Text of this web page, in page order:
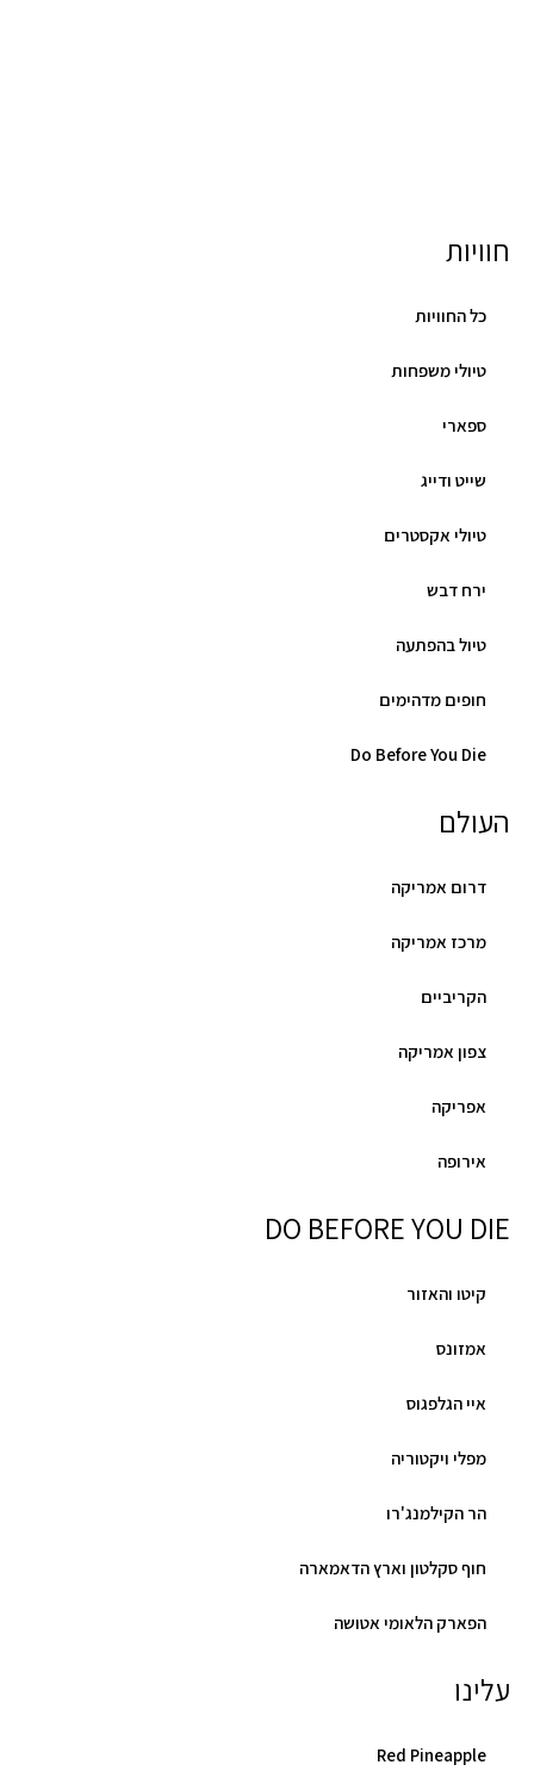
חוויות
כל החוויות
טיולי משפחות
ספארי
שייט ודייג
טיולי אקסטרים
ירח דבש
טיול בהפתעה
חופים מדהימים
Do Before You Die
העולם
דרום אמריקה
מרכז אמריקה
הקריביים
צפון אמריקה
אפריקה
אירופה
DO BEFORE YOU DIE
קיטו והאזור
אמזונס
איי הגלפגוס
מפלי ויקטוריה
הר הקילמנג'רו
חוף סקלטון וארץ הדאמארה
הפארק הלאומי אטושה
עלינו
Red Pineapple